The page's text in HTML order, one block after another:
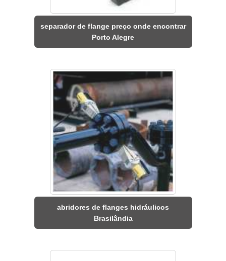
separador de flange preço onde encontrar
Porto Alegre
abridores de flanges hidráulicos
Brasilândia